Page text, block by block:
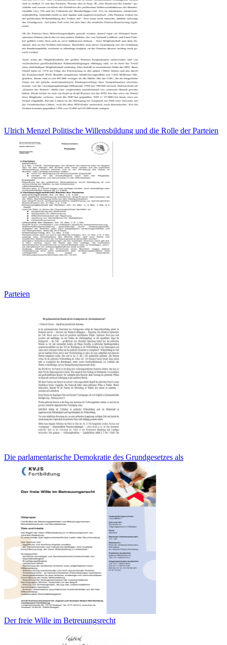
Ulrich Menzel Politische Willensbildung und die Rolle der Parteien
Parteien
Die parlamentarische Demokratie des Grundgesetzes als
Der freie Wille im Betreuungsrecht